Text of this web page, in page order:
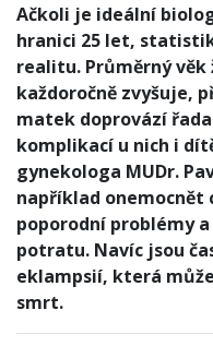
Ačkoli je ideální
hranici 25 let,
realitu. Průměrný věk
každoročně zvyšuje,
matek doprovází
komplikací u nich i
gynekologa MUDr.
například onemocnět
poporodní problémy
potratu. Navíc jsou
eklampsií, která
smrt.